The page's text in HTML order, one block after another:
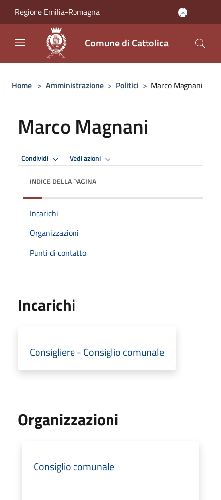
Regione Emilia-Romagna
Comune di Cattolica
Home > Amministrazione > Politici > Marco Magnani
Marco Magnani
Condividi Vedi azioni
INDICE DELLA PAGINA
Incarichi
Organizzazioni
Punti di contatto
Incarichi
Consigliere - Consiglio comunale
Organizzazioni
Consiglio comunale